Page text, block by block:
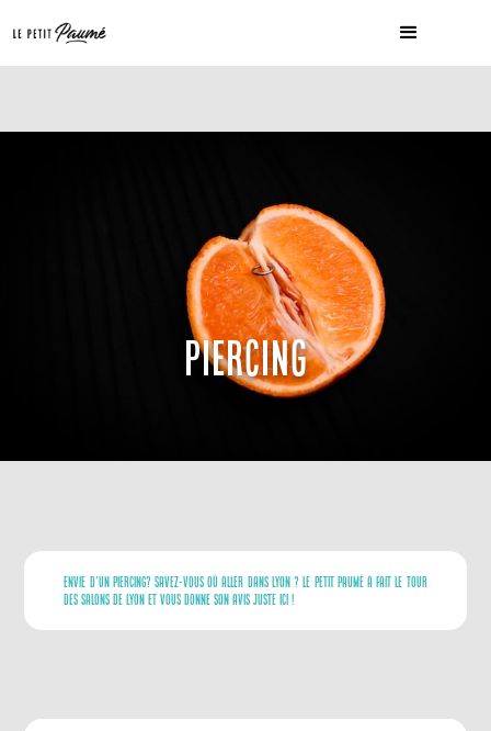
PIERCING
Envie D'un Piercing? Savez-Vous Où Aller Dans Lyon ? Le Petit Paumé A Fait Le Tour
Des Salons De Lyon Et Vous Donne Son Avis Juste Ici !